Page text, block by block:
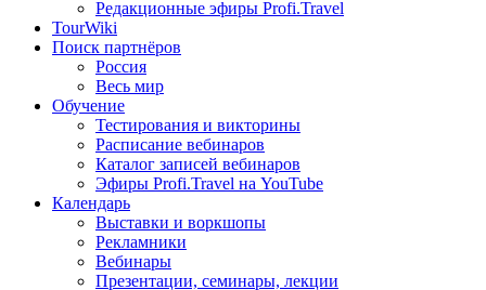
Редакционные эфиры Profi.Travel
TourWiki
Поиск партнёров
Россия
Весь мир
Обучение
Тестирования и викторины
Расписание вебинаров
Каталог записей вебинаров
Эфиры Profi.Travel на YouTube
Календарь
Выставки и воркшопы
Рекламники
Вебинары
Презентации, семинары, лекции